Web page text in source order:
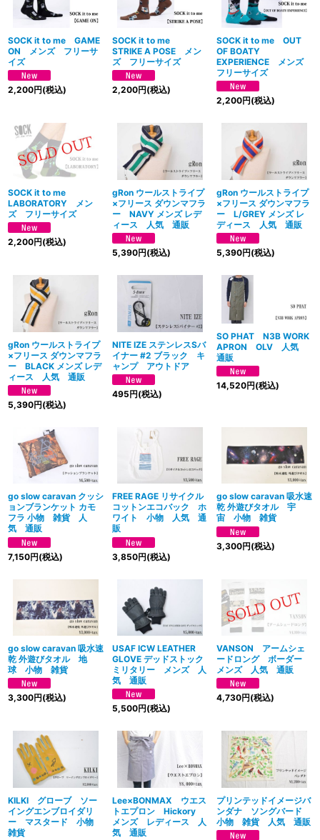
SOCK it to me GAME
ON メンズ フリーサ
イズ
2,200円(税込)
SOCK it to me
STRIKE A POSE メン
ズ フリーサイズ
2,200円(税込)
SOCK it to me OUT
OF BOATY
EXPERIENCE メンズ
フリーサイズ
2,200円(税込)
SOCK it to me
LABORATORY メン
ズ フリーサイズ
2,200円(税込)
gRon ウールストライプ
×フリース ダウンマフラ
ー NAVY メンズ レデ
ィース 人気 通販
5,390円(税込)
gRon ウールストライプ
×フリース ダウンマフラ
ー L/GREY メンズ レ
ディース 人気 通販
5,390円(税込)
gRon ウールストライプ
×フリース ダウンマフラ
ー BLACK メンズ レデ
ィース 人気 通販
5,390円(税込)
NITE IZE ステンレスSバ
イナー #2 ブラック キ
ャンプ アウトドア
495円(税込)
SO PHAT N3B WORK
APRON OLV 人気
通販
14,520円(税込)
go slow caravan クッシ
ョンブランケット カモ
フラ 小物 雑貨 人
気 通販
7,150円(税込)
FREE RAGE リサイクル
コットンエコバック ホ
ワイト 小物 人気 通
販
3,850円(税込)
go slow caravan 吸水速
乾 外遊びタオル 宇
宙 小物 雑貨
3,300円(税込)
go slow caravan 吸水速
乾 外遊びタオル 地
球 小物 雑貨
3,300円(税込)
USAF ICW LEATHER
GLOVE デッドストック
ミリタリー メンズ 人
気 通販
5,500円(税込)
VANSON アームシェ
ードロング ボーダー
メンズ 人気 通販
4,730円(税込)
KILKI グローブ ソー
イングエンブロイダリ
ー マスタード 小物
雑貨
Lee×BONMAX ウエス
トエプロン Hickory
メンズ レディース 人
気 通販
プリンテッドイメージバ
ンダナ ソングバード
小物 雑貨 人気 通販